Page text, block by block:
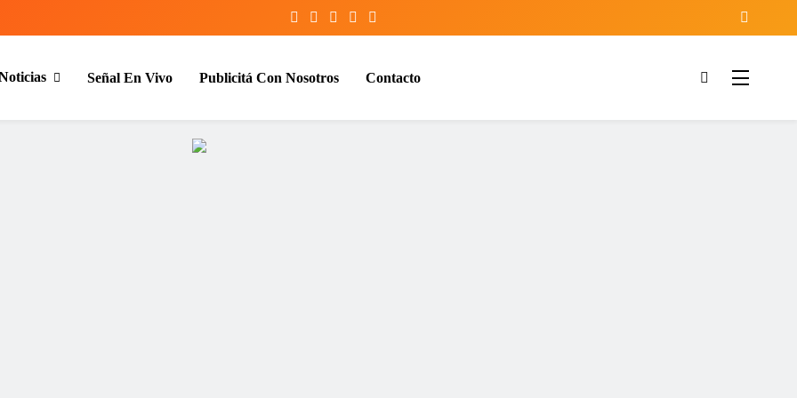
y el mundo, las 24 horas del día
Señal En Vivo Publicitá Con Nosotros Contacto